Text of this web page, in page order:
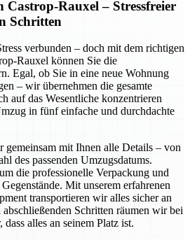
Castrop-Rauxel – Stressfreier
Schritten
verbunden – doch mit dem richtigen
Rauxel können Sie die
Egal, ob Sie in eine neue Wohnung
– wir übernehmen die gesamte
auf das Wesentliche konzentrieren
in fünf einfache und durchdachte
gemeinsam mit Ihnen alle Details – von
des passenden Umzugsdatums.
die professionelle Verpackung und
Mit unserem erfahrenen
transportieren wir alles sicher an
Schritten räumen wir bei
alles an seinem Platz ist.